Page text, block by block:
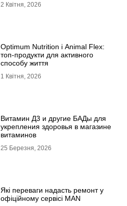
2 Квітня, 2026
Optimum Nutrition і Animal Flex:
топ-продукти для активного
способу життя
1 Квітня, 2026
Витамин Д3 и другие БАДы для
укрепления здоровья в магазине
витаминов
25 Березня, 2026
Які переваги надасть ремонт у
офіційному сервісі MAN